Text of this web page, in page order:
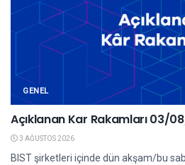
GENEL
Açıklanan Kar Rakamları 03/
3 AĞUSTOS 2026
BIST şirketleri içinde dün akşam/bu